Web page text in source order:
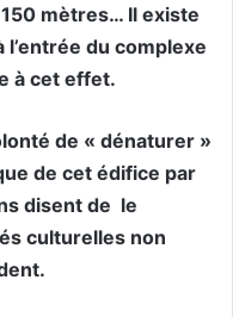
mètres… Il existe
du complexe
à cet effet.
de « dénaturer »
de cet édifice par
disent de le
culturelles non